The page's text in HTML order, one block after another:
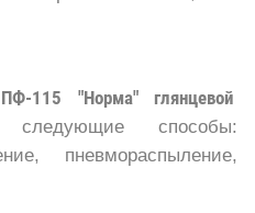
115 "Норма" глянцевой
следующие способы:
пневмораспыление,